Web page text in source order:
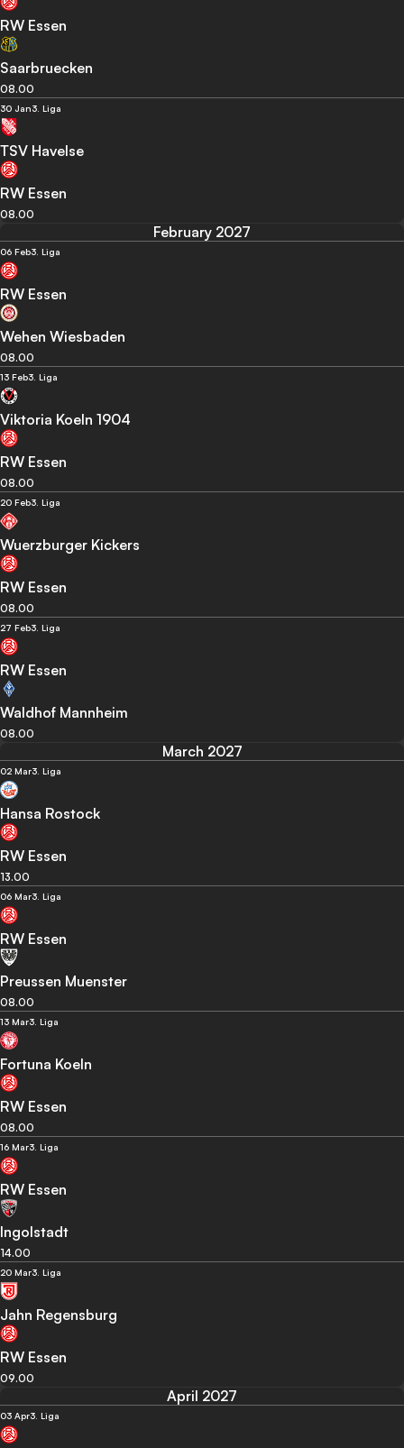
RW Essen
Saarbruecken
08.00
30 Jan3. Liga
TSV Havelse
RW Essen
08.00
February 2027
06 Feb3. Liga
RW Essen
Wehen Wiesbaden
08.00
13 Feb3. Liga
Viktoria Koeln 1904
RW Essen
08.00
20 Feb3. Liga
Wuerzburger Kickers
RW Essen
08.00
27 Feb3. Liga
RW Essen
Waldhof Mannheim
08.00
March 2027
02 Mar3. Liga
Hansa Rostock
RW Essen
13.00
06 Mar3. Liga
RW Essen
Preussen Muenster
08.00
13 Mar3. Liga
Fortuna Koeln
RW Essen
08.00
16 Mar3. Liga
RW Essen
Ingolstadt
14.00
20 Mar3. Liga
Jahn Regensburg
RW Essen
09.00
April 2027
03 Apr3. Liga